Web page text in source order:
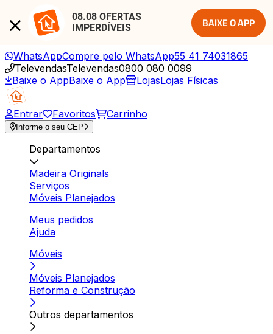
08.08 OFERTAS
IMPERDÍVEIS
BAIXE O APP
WhatsAppCompre pelo WhatsApp55 41 74031865
TelevendasTelevendas0800 080 0099
Baixe o AppBaixe o App LojasLojas Físicas
Entrar Favoritos Carrinho
Informe o seu CEP
Departamentos
Madeira Originals
Serviços
Móveis Planejados
Meus pedidos
Ajuda
Móveis
Móveis Planejados
Reforma e Construção
Outros departamentos